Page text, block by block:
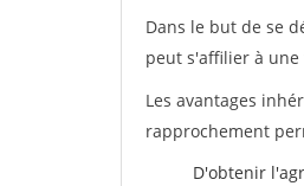
Dans le but de se
peut s'affilier à
Les avantages
rapprochement
D'obtenir